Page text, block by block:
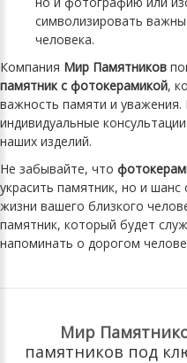
символизировать
человека.
Компания Мир Памятников
памятник с фотокерамикой,
важность памяти и
индивидуальные
наших изделий.
Не забывайте, что
украсить памятник, но и
жизни вашего близкого
памятник, который будет
напоминать о дорогом
Мир
памятников под